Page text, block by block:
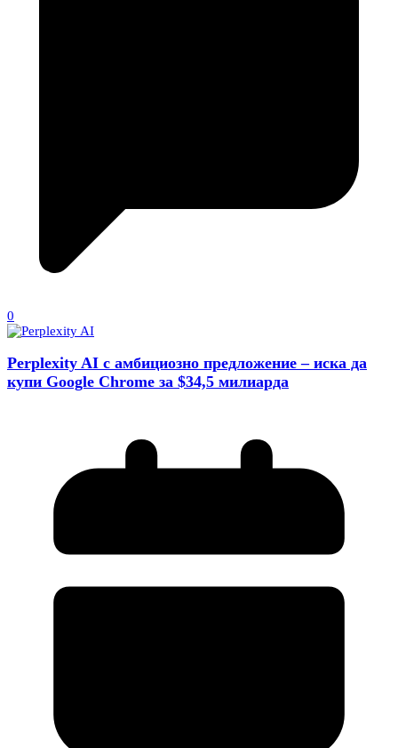
0
Perplexity AI с амбициозно предложение – иска да
купи Google Chrome за $34,5 милиарда